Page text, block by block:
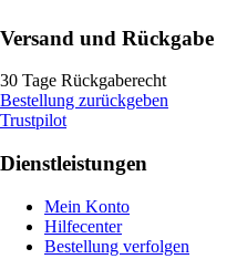
Versand und Rückgabe
30 Tage Rückgaberecht
Bestellung zurückgeben
Trustpilot
Dienstleistungen
Mein Konto
Hilfecenter
Bestellung verfolgen